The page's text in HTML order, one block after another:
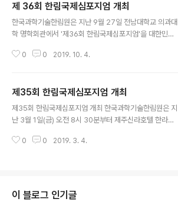
양과학 전문가들이 발의한 '해양환경보호 성명서'가 지난 1
일 오전(한국 시간) 세계 최대 과학기술 민간부문 국제기구
인 '국제한림원연합회(InterAcademy Partnership, 이
안에 대한 과학적 견해를 제공하기 위해 1993년 설립된
제 36회 한림국제심포지엄 개최
한국과학기술한림원은 지난 9월 27일 전남대학교 의과대
학 명학회관에서 '제36회 한림국제심포지엄'을 대한민국
심포지엄은 의학 분야 최신 연구성과와 향후 의료연구분야
른 예측가능한 문제와 국가정책수립에 필요한 의견과 방안
등에 대해 심도 있는 논의가 이루어졌다. 미국 스탠포드대
학 롱리 리아오 교수·일본 츠쿠바대학 마사키 이에다 교수·
원·대한민국의학한림원 정회원인 안영근 전남대병원 순환
0 0 2019. 10. 4.
제35회 한림국제심포지엄 개최
제35회 한림국제심포지엄 개최 한국과학기술한림원은 지
난 3월 1일(금) 오전 8시 30분부터 제주신라호텔 한라홀
로 제35회 한림국제심포지엄을 개최했다. 이번 심포지엄
활발히 연구하고 있는 맞춤 의학의 한 분야이다. [행사장
전경] 제35회를 맞는 한림국제심포지엄에는 효과적인 테
0 0 2019. 3. 4.
이 블로그 인기글